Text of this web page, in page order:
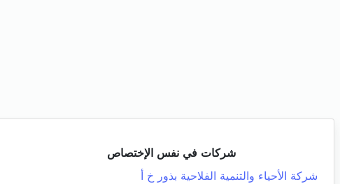
شركات في نفس الإختصاص
شركة الأحياء والتنمية الفلاحية بذور خ أ